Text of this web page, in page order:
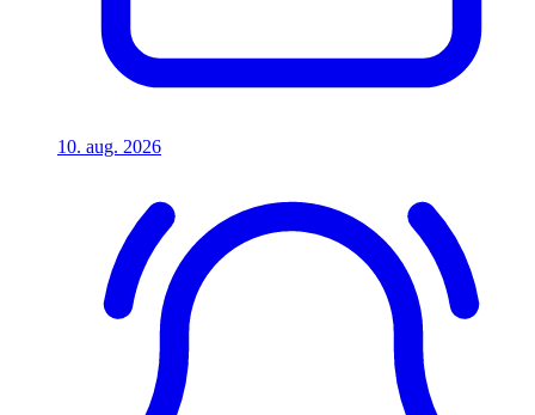
10. aug. 2026